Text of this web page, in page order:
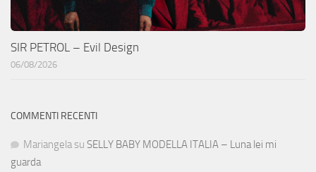
SIR PETROL – Evil Design
06/08/2026
COMMENTI RECENTI
Mariangela su SELLY BABY MODELLA ITALIA – Luna lei mi
guarda